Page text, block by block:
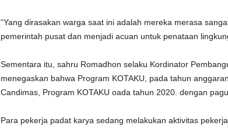
“Yang dirasakan warga saat ini adalah mereka merasa
pemerintah pusat dan menjadi acuan untuk penataan
Sementara itu, sahru Romadhon selaku Kordinator
menegaskan bahwa Program KOTAKU, pada tahun
Candimas, Program KOTAKU oada tahun 2020. dengan
Para pekerja padat karya sedang melakukan aktivitas